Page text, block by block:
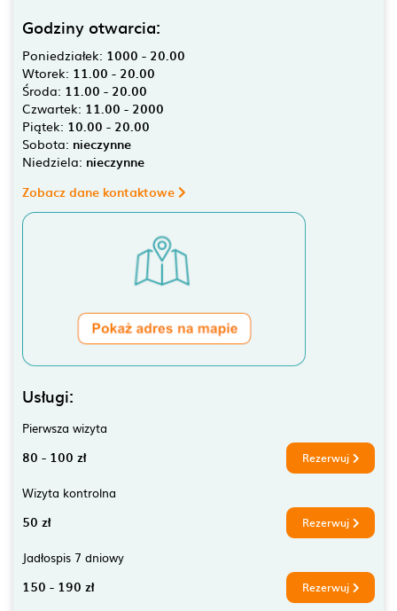
Godziny otwarcia:
Poniedziałek: 1000 - 20.00
Wtorek: 11.00 - 20.00
Środa: 11.00 - 20.00
Czwartek: 11.00 - 2000
Piątek: 10.00 - 20.00
Sobota: nieczynne
Niedziela: nieczynne
Zobacz dane kontaktowe
Usługi:
Pierwsza wizyta
80 - 100 zł Rezerwuj
Wizyta kontrolna
50 zł Rezerwuj
Jadłospis 7 dniowy
150 - 190 zł Rezerwuj